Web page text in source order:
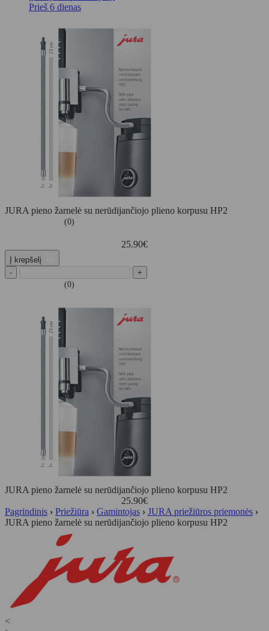
Prieš 6 dienas
JURA pieno žarnelė su nerūdijančiojo plieno korpusu HP2
(0)
25.90€
Į krepšelį
-
+
(0)
JURA pieno žarnelė su nerūdijančiojo plieno korpusu HP2
25.90€
Pagrindinis › Priežiūra › Gamintojas › JURA priežiūros priemonės ›
JURA pieno žarnelė su nerūdijančiojo plieno korpusu HP2
<